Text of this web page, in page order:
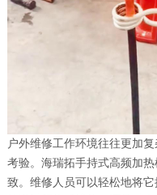
户外维修工作环境往往更加
考验。海瑞拓手持式高频加
致。维修人员可以轻松地将